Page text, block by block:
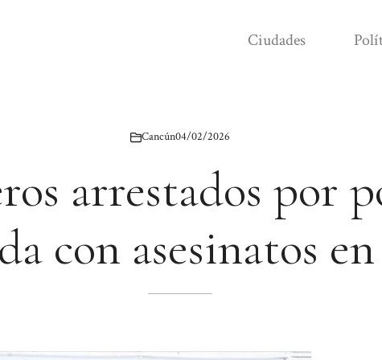
Ciudades
Cancún04/02/2026
arrestados por
con asesinatos